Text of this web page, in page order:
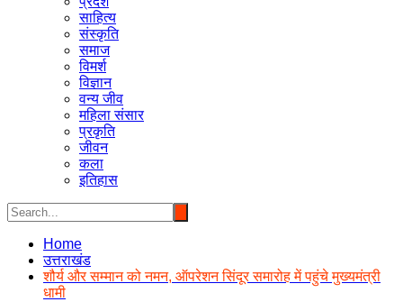
साहित्य
संस्कृति
समाज
विमर्श
विज्ञान
वन्य जीव
महिला संसार
प्रकृति
जीवन
कला
इतिहास
Home
उत्तराखंड
शौर्य और सम्मान को नमन, ऑपरेशन सिंदूर समारोह में पहुंचे मुख्यमंत्री
धामी